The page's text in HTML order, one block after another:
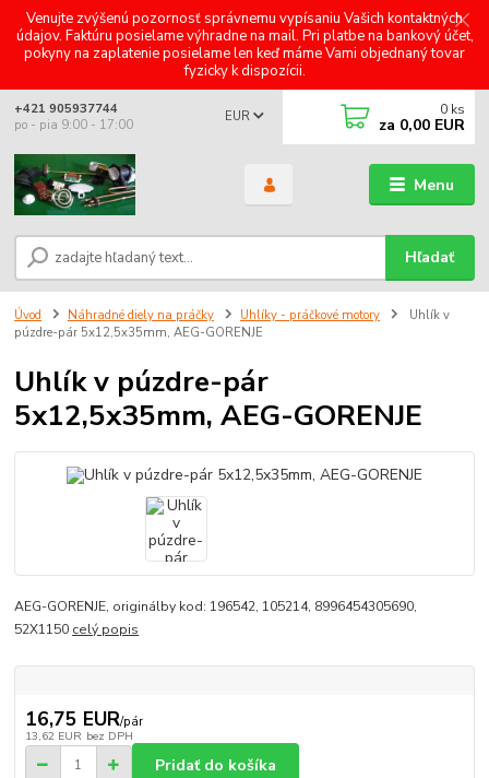
Venujte zvýšenú pozornosť správnemu vypísaniu Vašich kontaktných
údajov. Faktúru posielame výhradne na mail. Pri platbe na bankový účet,
pokyny na zaplatenie posielame len keď máme Vami objednaný tovar
fyzicky k dispozícii.
Menu
EUR
Hľadať
+421 905937744
po - pia 9:00 - 17:00
0 ks
za 0,00 EUR
Úvod Náhradné diely na práčky Uhlíky - práčkové motory
Uhlík v
púzdre-pár 5x12,5x35mm, AEG-GORENJE
Uhlík v púzdre-pár
5x12,5x35mm, AEG-GORENJE
AEG-GORENJE, originálby kod: 196542, 105214, 8996454305690,
52X1150 celý popis
16,75 EUR/pár
13,62 EUR bez DPH
Pridať do košíka